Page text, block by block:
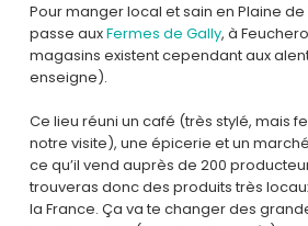
Pour manger local et sain en Plaine
passe auxFermes de Gally, à
magasins existent cependant aux
enseigne).
Ce lieu réuni un café (très stylé, mais
notre visite), une épicerie et un
ce qu’il vend auprès de 200
trouveras donc des produits très
la France. Ça va te changer des